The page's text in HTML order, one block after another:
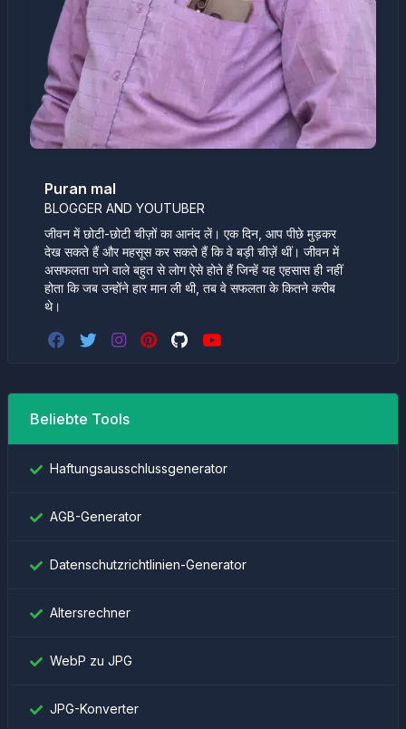
Puran mal
BLOGGER AND YOUTUBER
जीवन में छोटी-छोटी चीज़ों का आनंद लें। एक दिन, आप पीछे मुड़कर
देख सकते हैं और महसूस कर सकते हैं कि वे बड़ी चीज़ें थीं। जीवन में
असफलता पाने वाले बहुत से लोग ऐसे होते हैं जिन्हें यह एहसास ही नहीं
होता कि जब उन्होंने हार मान ली थी, तब वे सफलता के कितने करीब
थे।
Beliebte Tools
Haftungsausschlussgenerator
AGB-Generator
Datenschutzrichtlinien-Generator
Altersrechner
WebP zu JPG
JPG-Konverter